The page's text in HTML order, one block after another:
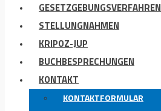
GESETZGEBUNGSVERFAHREN
STELLUNGNAHMEN
KRIPOZ-JUP
BUCHBESPRECHUNGEN
KONTAKT
KONTAKTFORMULAR